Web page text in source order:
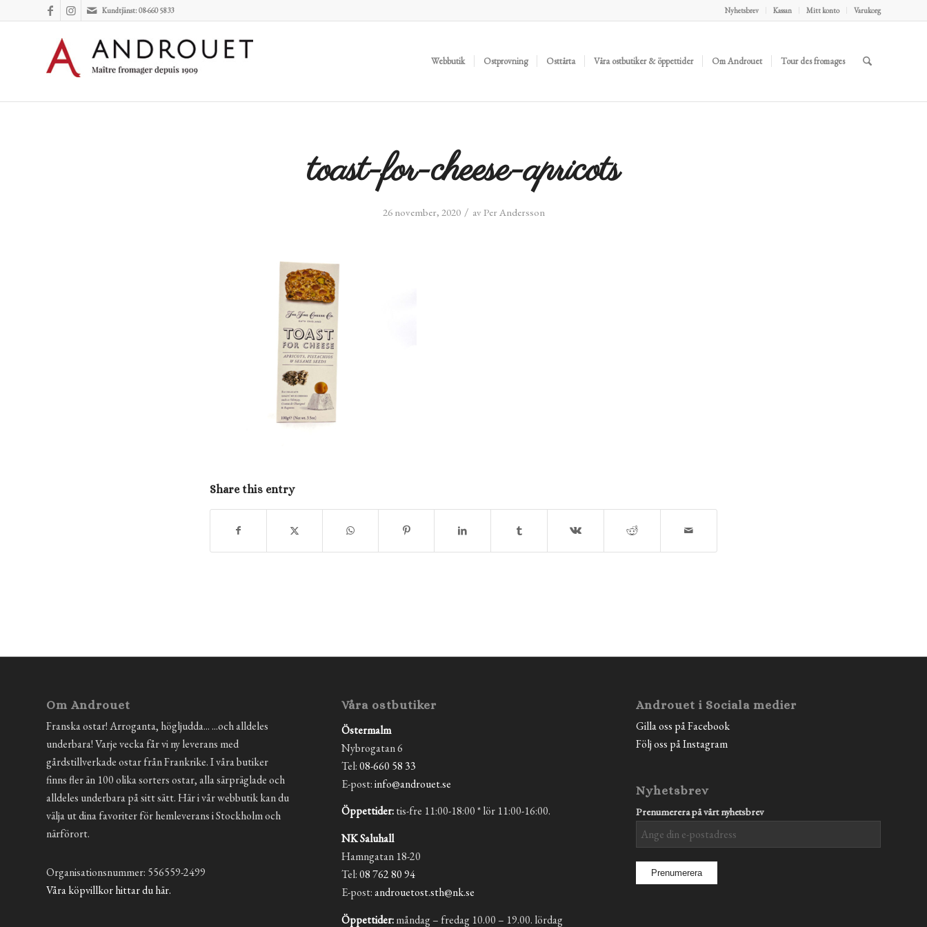
Nyhetsbrev Kassan Mitt konto Varukorg
Kundtjänst: 08-660 58 33
Webbutik Ostprovning Osttårta Våra ostbutiker & öppettider Om Androuet Tour des fromages
toast-for-cheese-apricots
26 november, 2020 / av Per Andersson
Share this entry
Om Androuet
Franska ostar! Arroganta, högljudda... ...och alldeles
underbara! Varje vecka får vi ny leverans med
gårdstillverkade ostar från Frankrike. I våra butiker
finns fler än 100 olika sorters ostar, alla särpräglade och
alldeles underbara på sitt sätt. Här i vår webbutik kan du
välja ut dina favoriter för hemleverans i Stockholm och
närförort.
Organisationsnummer: 556559-2499
Våra köpvillkor hittar du här.
Våra ostbutiker
Östermalm
Nybrogatan 6
Tel:08-660 58 33
E-post:info@androuet.se
Öppettider:tis-fre 11:00-18:00 * lör 11:00-16:00.
NK Saluhall
Hamngatan 18-20
Tel:08 762 80 94
E-post:androuetost.sth@nk.se
Öppettider:måndag – fredag 10.00 – 19.00. lördag
Androuet i Sociala medier
Gilla oss på Facebook
Följ oss på Instagram
Nyhetsbrev
Prenumerera på vårt nyhetsbrev